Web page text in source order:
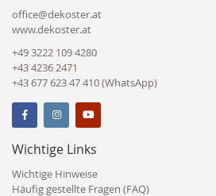
office@dekoster.at
www.dekoster.at
+49 3222 109 4280
+43 4236 2471
+43 677 623 47 410 (WhatsApp)
Wichtige Links
Wichtige Hinweise
Häufig gestellte Fragen (FAQ)